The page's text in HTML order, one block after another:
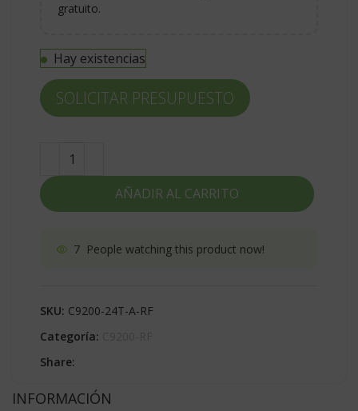
gratuito.
Hay existencias
AÑADIR AL CARRITO
SOLICITAR PRESUPUESTO
7 People watching this product now!
SKU: C9200-24T-A-RF
Categoría:
Share:
INFORMACIÓN